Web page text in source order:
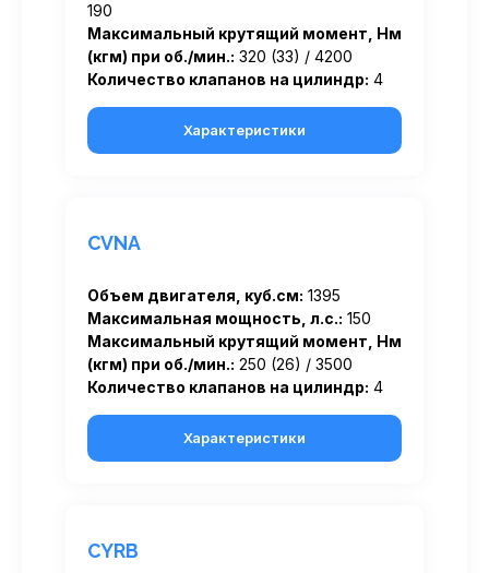
190
Максимальный крутящий момент, Нм
(кгм) при об./мин.: 320 (33) / 4200
Количество клапанов на цилиндр: 4
Характеристики
CVNA
Объем двигателя, куб.см: 1395
Максимальная мощность, л.с.: 150
Максимальный крутящий момент, Нм
(кгм) при об./мин.: 250 (26) / 3500
Количество клапанов на цилиндр: 4
Характеристики
CYRB